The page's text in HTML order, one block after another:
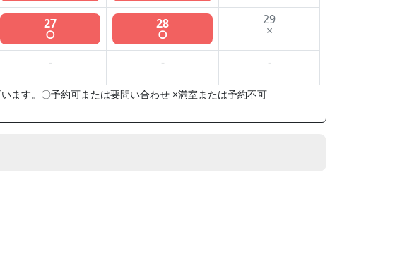
27
○
28
○
29
×
- - -
ます。〇予約可または要問い合わせ ×満室または予約不可